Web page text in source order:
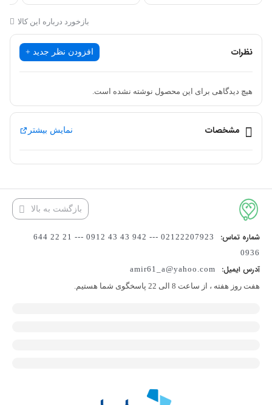
بازخورد درباره این کالا
نظرات افزودن نظر جدید +
هیچ دیدگاهی برای این محصول نوشته نشده است.
مشخصات نمایش بیشتر
بازگشت به بالا
شماره تماس:
02122207923 --- 942 43 43 0912 --- 21 22 644
0936
آدرس ایمیل:
amir61_a@yahoo.com
هفت روز هفته ، از ساعت 8 الی 22 پاسخگوی شما هستیم.